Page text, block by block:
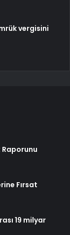
vergisini
Raporunu
Fırsat
19 milyar